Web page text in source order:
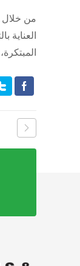
من خلال